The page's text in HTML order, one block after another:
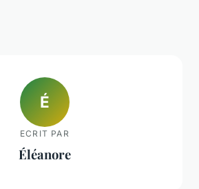
É
ECRIT PAR
Éléanore